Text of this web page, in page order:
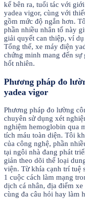
kế bên ra, tuổi tác với
yadea vigor, cùng với
gồm mức độ ngắn hơn.
phần nhiều nhân tố này
giải quyết can thiệp, ví
Tổng thể, xe máy điện
chứng minh mang đến
hốt nhiên.
Phương pháp đo
yadea vigor
Phương pháp đo lường
chuyên sử dụng xét
nghiệm hemoglobin qua
tích máu toàn diện. Tôi
của công nghệ, phần
tại ngôi nhà đang phát
giản theo dõi thể loại
viện. Từ khía cạnh trí tuệ
1 cuộc cách làm mạng
dịch cá nhân, địa điểm
cùng đa câu hỏi hay làm